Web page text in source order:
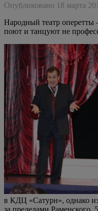
Опубликовано 18 марта
Народный театр оперетты
поют и танцуют не
в КДЦ «Сатурн», однако
за пределами Раменского.